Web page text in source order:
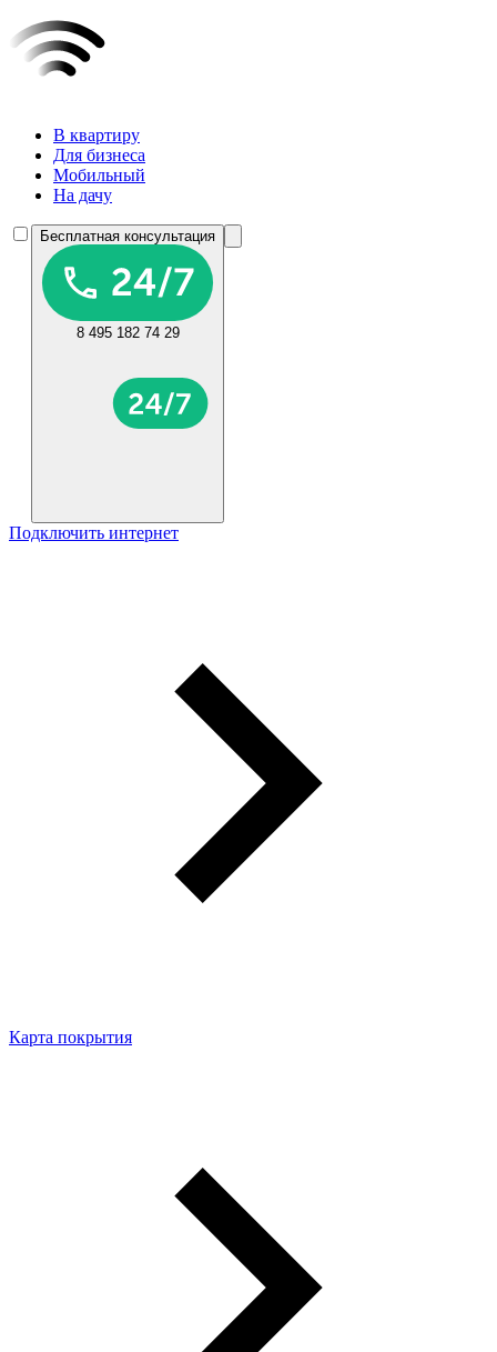
В квартиру
Для бизнеса
Мобильный
На дачу
Бесплатная консультация
8 495 182 74 29
Подключить интернет
Карта покрытия